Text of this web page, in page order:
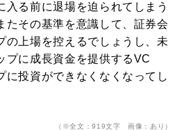
入る前に退場を迫られてしまう
たその基準を意識して、証券会
の上場を控えるでしょうし、未
プに成長資金を提供するVC
に投資ができなくなくなってし
（※全文：919文字 画像：あり）